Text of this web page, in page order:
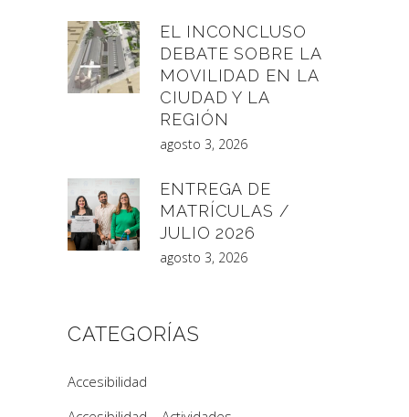
EL INCONCLUSO
DEBATE SOBRE LA
MOVILIDAD EN LA
CIUDAD Y LA
REGIÓN
agosto 3, 2026
ENTREGA DE
MATRÍCULAS /
JULIO 2026
agosto 3, 2026
CATEGORÍAS
Accesibilidad